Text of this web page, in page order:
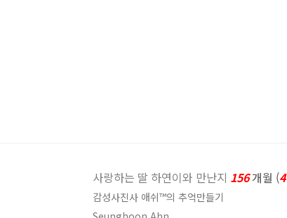
사랑하는 딸 하연이와 만난지 156개월 (
감성사진사 애쉬™의 추억만들기